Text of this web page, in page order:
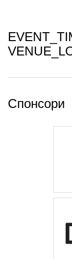
Спонсори